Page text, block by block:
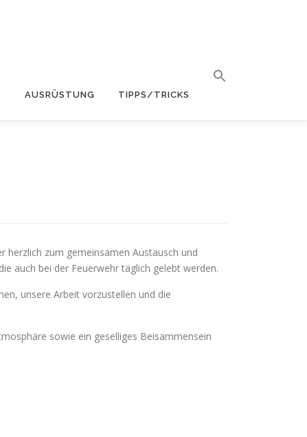
AUSRÜSTUNG TIPPS/TRICKS
herzlich zum gemeinsamen Austausch und
auch bei der Feuerwehr täglich gelebt werden.
unsere Arbeit vorzustellen und die
sowie ein geselliges Beisammensein